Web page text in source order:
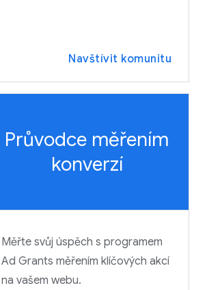
Navštívit komunitu
Průvodce měřením
konverzí
Měřte svůj úspěch s programem
Ad Grants měřením klíčových akcí
na vašem webu.